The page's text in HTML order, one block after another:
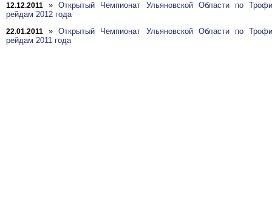
12.12.2011 »Открытый Чемпионат Ульяновской Области по
рейдам 2012 года
22.01.2011 »Открытый Чемпионат Ульяновской Области по
рейдам 2011 года